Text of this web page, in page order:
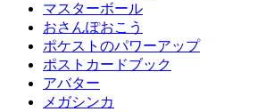
マスターボール
おさんぽおこう
ポケストのパワーアップ
ポストカードブック
アバター
メガシンカ